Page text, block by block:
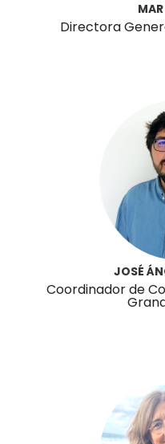
Directora
JOSÉ
Coordinador de